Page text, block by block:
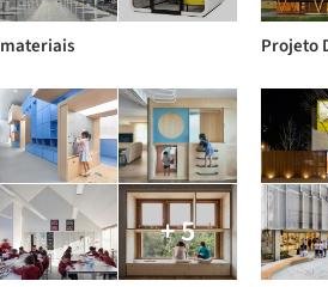
materiais Projeto
+ 5